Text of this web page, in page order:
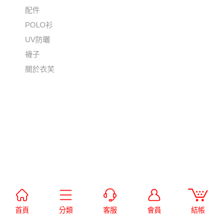
首頁 分類 客服 會員 結帳
配件
POLO衫
UV防曬
襪子
關於衣芙